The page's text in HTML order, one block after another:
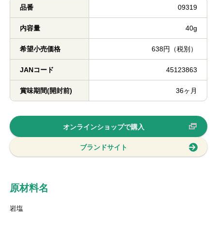
品番 09319
内容量 40g
希望小売価格 638円（税別）
JANコード 45123863
賞味期間(開封前) 36ヶ月
オンラインショップで購入
ブランドサイト
原材料名
岩塩